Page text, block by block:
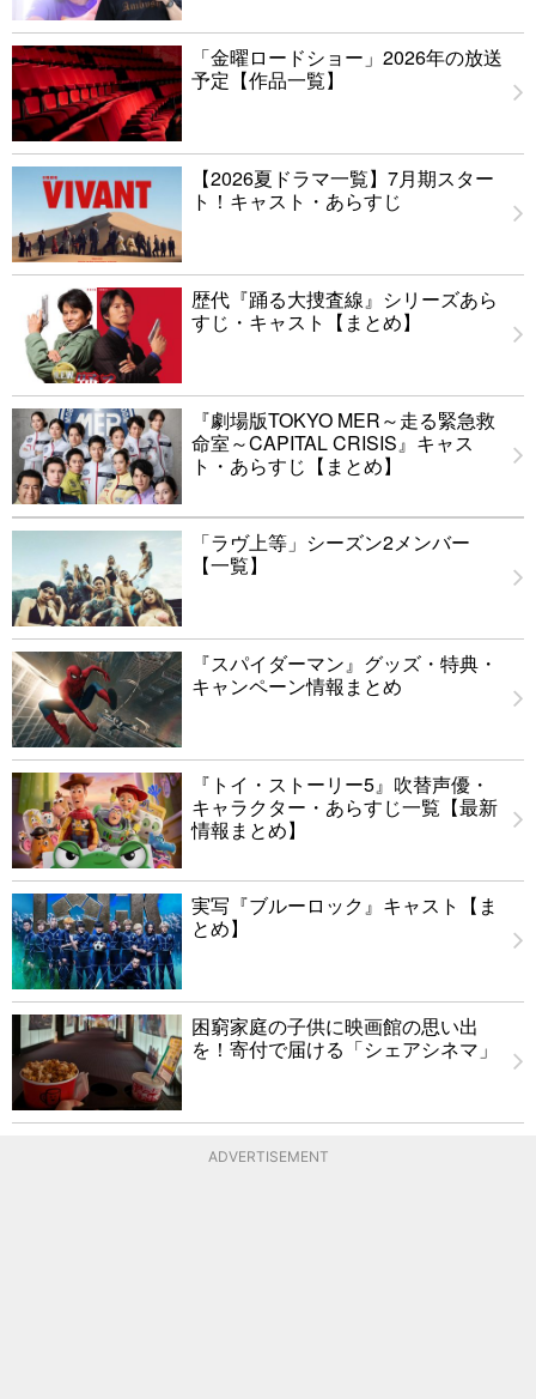
「金曜ロードショー」2026年の放送
予定【作品一覧】
【2026夏ドラマ一覧】7月期スター
ト！キャスト・あらすじ
歴代『踊る大捜査線』シリーズあら
すじ・キャスト【まとめ】
『劇場版TOKYO MER～走る緊急救
命室～CAPITAL CRISIS』キャス
ト・あらすじ【まとめ】
「ラヴ上等」シーズン2メンバー
【一覧】
『スパイダーマン』グッズ・特典・
キャンペーン情報まとめ
『トイ・ストーリー5』吹替声優・
キャラクター・あらすじ一覧【最新
情報まとめ】
実写『ブルーロック』キャスト【ま
とめ】
困窮家庭の子供に映画館の思い出
を！寄付で届ける「シェアシネマ」
ADVERTISEMENT